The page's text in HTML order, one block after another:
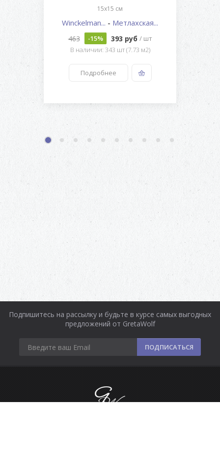
15x15 см
Winckelman... - Метлахская...
463 -15% 393 руб / шт
В наличии: 343 шт (7.73 м2)
Подробнее
1 2 3 4 5 6 7 8 9 10
Подпишитесь на рассылку и будьте в курсе самых выгодных
предложений от GretaWolf
ПОДПИСАТЬСЯ